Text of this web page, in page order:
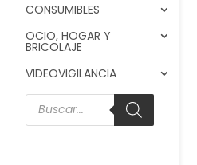
CONSUMIBLES
OCIO, HOGAR Y
BRICOLAJE
VIDEOVIGILANCIA
Búsqueda
de
productos